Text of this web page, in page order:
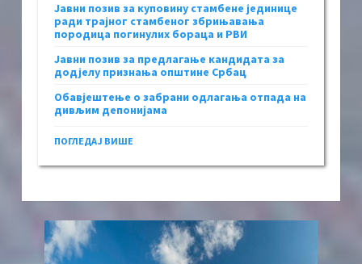
Јавни позив за куповину стамбене јединице
ради трајног стамбеног збрињавања
породица погинулих бораца и РВИ
Јавни позив за предлагање кандидата за
додјелу признања општине Србац
Обавјештење о забрани одлагања отпада на
дивљим депонијама
ПОГЛЕДАЈ ВИШЕ